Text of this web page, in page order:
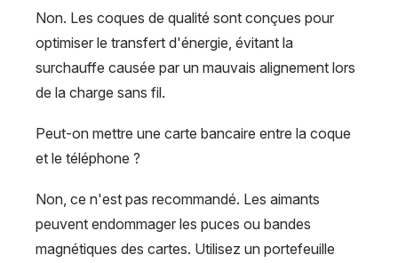
Non. Les coques de qualité sont conçues pour
optimiser le transfert d'énergie, évitant la
surchauffe causée par un mauvais alignement lors
de la charge sans fil.
Peut-on mettre une carte bancaire entre la coque
et le téléphone ?
Non, ce n'est pas recommandé. Les aimants
peuvent endommager les puces ou bandes
magnétiques des cartes. Utilisez un portefeuille